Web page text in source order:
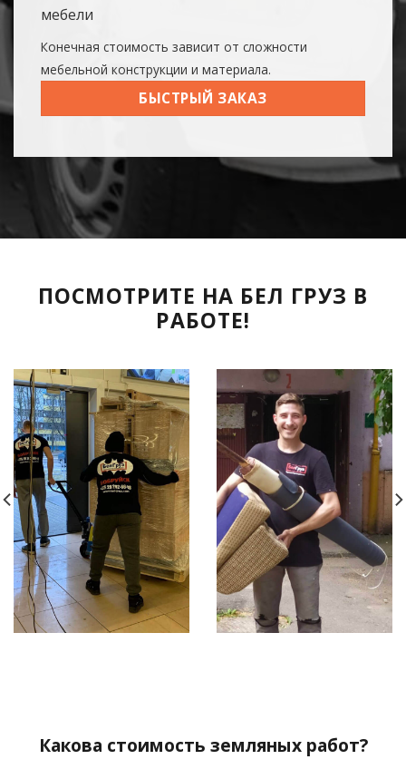
мебели
Конечная стоимость зависит от сложности
мебельной конструкции и материала.
БЫСТРЫЙ ЗАКАЗ
ПОСМОТРИТЕ НА БЕЛ ГРУЗ В
РАБОТЕ!
Какова стоимость земляных работ?